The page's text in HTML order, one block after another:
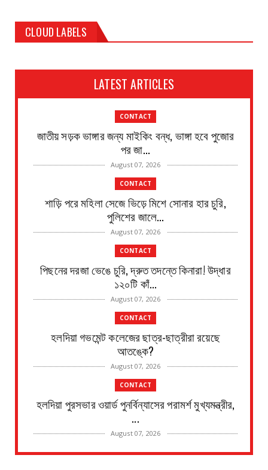
CLOUD LABELS
LATEST ARTICLES
CONTACT
জাতীয় সড়ক ভাঙ্গার জন্য মাইকিং বন্ধ, ভাঙ্গা হবে পুজোর
পর জা...
August 07, 2026
CONTACT
শাড়ি পরে মহিলা সেজে ভিড়ে মিশে সোনার হার চুরি,
পুলিশের জালে...
August 07, 2026
CONTACT
পিছনের দরজা ভেঙে চুরি, দ্রুত তদন্তে কিনারা! উদ্ধার
১২০টি কাঁ...
August 07, 2026
CONTACT
হলদিয়া গভমেন্ট কলেজের ছাত্র-ছাত্রীরা রয়েছে
আতঙ্কে?
August 07, 2026
CONTACT
হলদিয়া পুরসভার ওয়ার্ড পুনর্বিন্যাসের পরামর্শ মুখ্যমন্ত্রীর,
...
August 07, 2026
CONTACT